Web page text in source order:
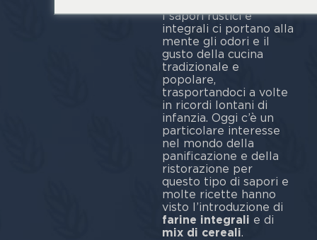
I sapori rustici e
integrali ci portano alla
mente gli odori e il
gusto della cucina
tradizionale e
popolare,
trasportandoci a volte
in ricordi lontani di
infanzia. Oggi c’è un
particolare interesse
nel mondo della
panificazione e della
ristorazione per
questo tipo di sapori e
molte ricette hanno
visto l’introduzione di
farine integrali e di
mix di cereali.